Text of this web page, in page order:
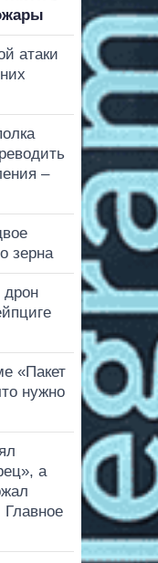
атаки
–
зерна
дрон
«Пакет
нужно
а